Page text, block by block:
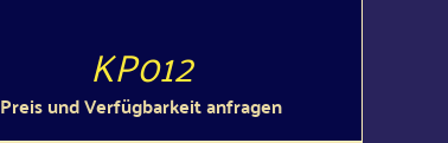
KP012
Preis und Verfügbarkeit anfragen